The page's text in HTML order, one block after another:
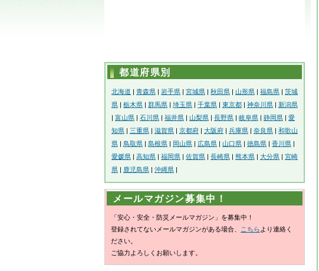
都道府県別
北海道 青森県 岩手県 宮城県 秋田県 山形県 福島県
茨城
県
栃木県 群馬県 埼玉県 千葉県 東京都 神奈川県
新潟県
富山県 石川県 福井県 山梨県 長野県 岐阜県 静岡県
愛
知県
三重県 滋賀県 京都府 大阪府 兵庫県 奈良県
和歌山
県
鳥取県 島根県 岡山県 広島県 山口県 徳島県 香川県
愛媛県
高知県 福岡県 佐賀県 長崎県 熊本県 大分県
宮崎
県
鹿児島県 沖縄県
メールマガジン募集中！
「安心・安全・防災メールマガジン」を募集中！
登録されてないメールマガジンがある場合、
こちら より連絡く
ださい。
ご協力よろしくお願いします。